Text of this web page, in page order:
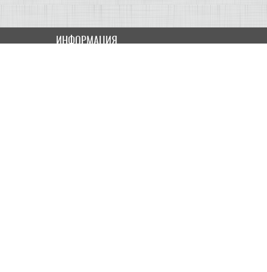
ИНФОРМАЦИЯ